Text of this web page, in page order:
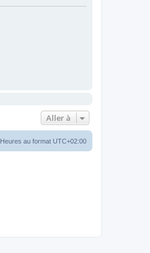
Aller à
Heures au format UTC+02:00